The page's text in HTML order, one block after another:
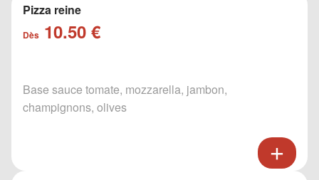
Pizza reine
Dès 10.50 €
Base sauce tomate, mozzarella, jambon,
champignons, olives